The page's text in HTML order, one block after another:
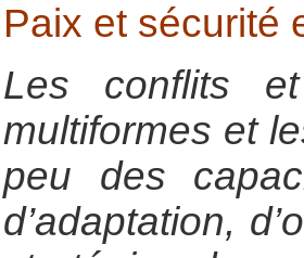
Paix et sécurité
Les conflits
multiformes et
peu des
d’adaptation,